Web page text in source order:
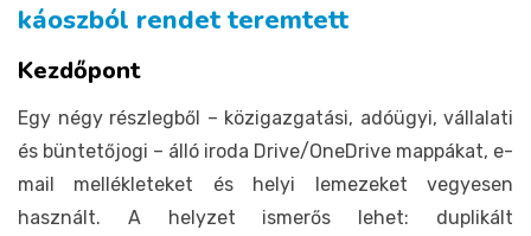
káoszból rendet teremtett
Kezdőpont
Egy négy részlegből – közigazgatási, adóügyi, vállalati
és büntetőjogi – álló iroda Drive/OneDrive mappákat, e-
mail mellékleteket és helyi lemezeket vegyesen
használt. A helyzet ismerős lehet: duplikált